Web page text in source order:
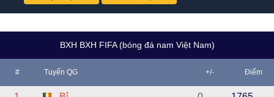
BXH BXH FIFA (bóng đá nam Việt Nam)
# Tuyển QG +/- Điểm